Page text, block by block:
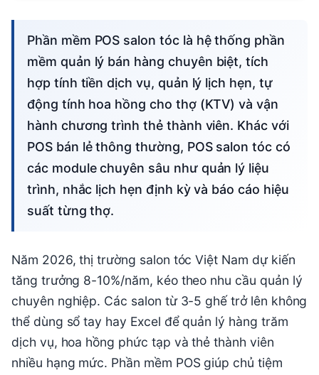
Phần mềm POS salon tóc là hệ thống phần
mềm quản lý bán hàng chuyên biệt, tích
hợp tính tiền dịch vụ, quản lý lịch hẹn, tự
động tính hoa hồng cho thợ (KTV) và vận
hành chương trình thẻ thành viên. Khác với
POS bán lẻ thông thường, POS salon tóc có
các module chuyên sâu như quản lý liệu
trình, nhắc lịch hẹn định kỳ và báo cáo hiệu
suất từng thợ.
Năm 2026, thị trường salon tóc Việt Nam dự kiến
tăng trưởng 8-10%/năm, kéo theo nhu cầu quản lý
chuyên nghiệp. Các salon từ 3-5 ghế trở lên không
thể dùng sổ tay hay Excel để quản lý hàng trăm
dịch vụ, hoa hồng phức tạp và thẻ thành viên
nhiều hạng mức. Phần mềm POS giúp chủ tiệm